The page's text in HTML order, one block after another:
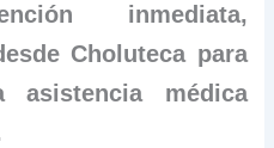
inmediata,
Choluteca para
asistencia médica